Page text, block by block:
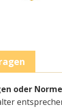
oder